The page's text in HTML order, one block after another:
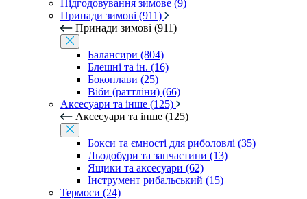
Підгодовування зимове (9)
Принади зимові (911)
Принади зимові (911)
Балансири (804)
Блешні та ін. (16)
Бокоплави (25)
Віби (раттліни) (66)
Аксесуари та інше (125)
Аксесуари та інше (125)
Бокси та ємності для риболовлі (35)
Льодобури та запчастини (13)
Ящики та аксесуари (62)
Інструмент рибальський (15)
Термоси (24)